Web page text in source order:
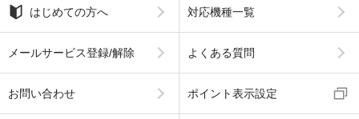
はじめての方へ 対応機種一覧
メールサービス登録/解除 よくある質問
お問い合わせ ポイント表示設定